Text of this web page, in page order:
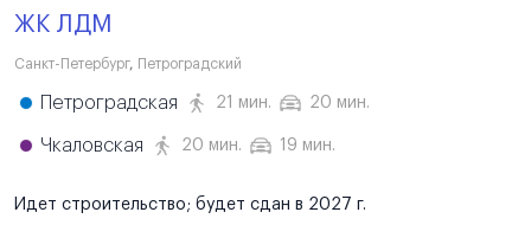
ЖК ЛДМ
Санкт-Петербург, Петроградский
Петроградская 21 мин. 20 мин.
Чкаловская 20 мин. 19 мин.
Идет строительство; будет сдан в 2027 г.